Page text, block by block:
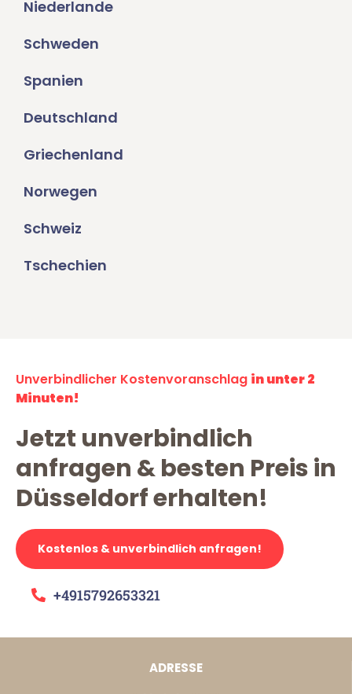
Niederlande
Schweden
Spanien
Deutschland
Griechenland
Norwegen
Schweiz
Tschechien
Unverbindlicher Kostenvoranschlag in unter 2
Minuten!
Jetzt unverbindlich
anfragen & besten Preis in
Düsseldorf erhalten!
Kostenlos & unverbindlich anfragen!
+4915792653321
ADRESSE